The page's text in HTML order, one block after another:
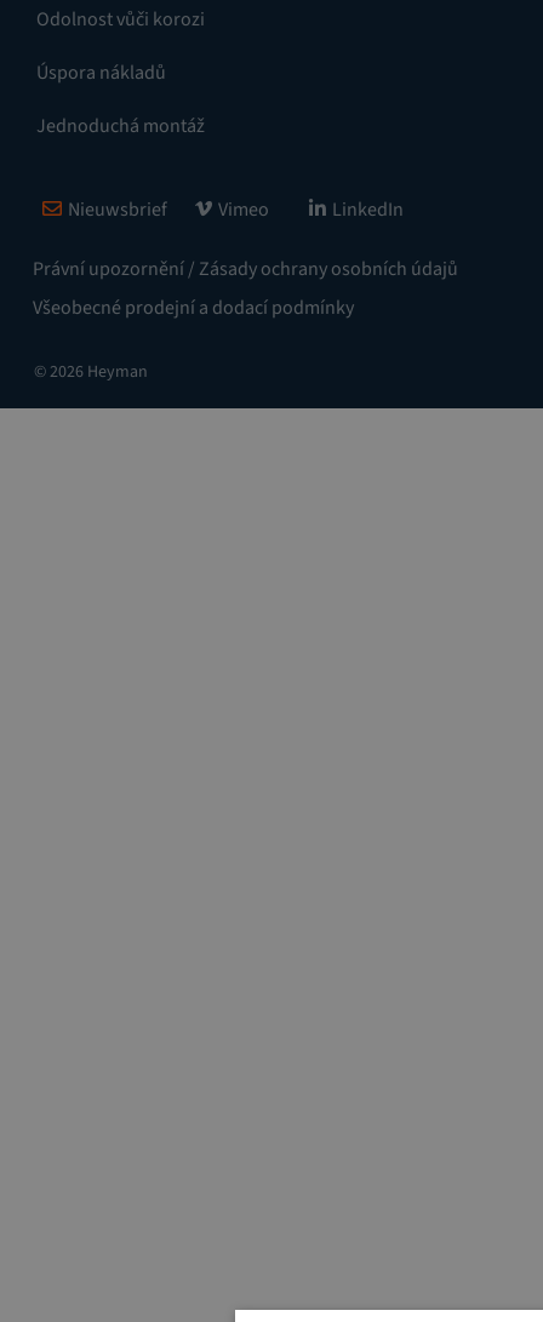
Odolnost vůči korozi
Úspora nákladů
Jednoduchá montáž
Právní upozornění / Zásady ochrany osobních údajů
Všeobecné prodejní a dodací podmínky
Nieuwsbrief Vimeo LinkedIn
© 2026 Heyman